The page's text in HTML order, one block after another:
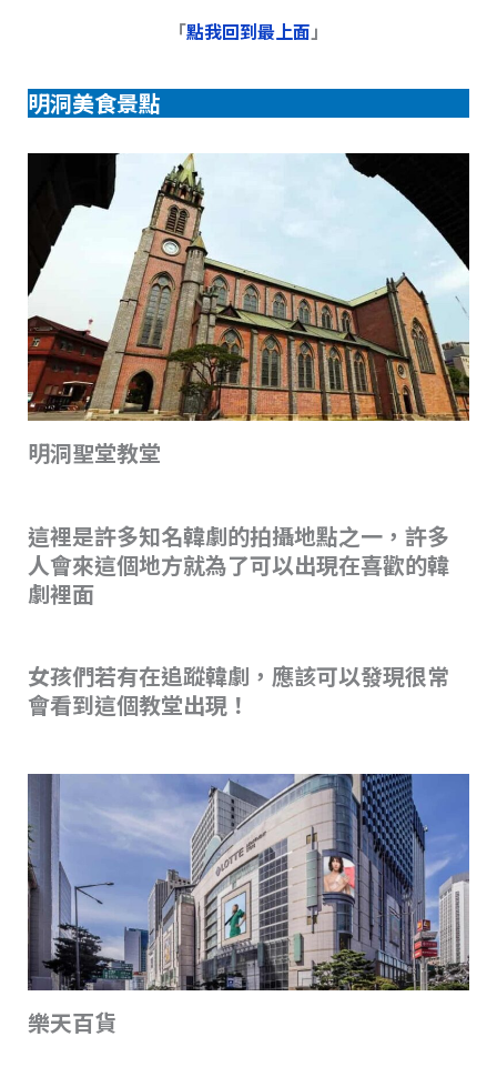
「點我回到最上面」
明洞美食景點
明洞聖堂教堂
這裡是許多知名韓劇的拍攝地點之一，許多
人會來這個地方就為了可以出現在喜歡的韓
劇裡面
女孩們若有在追蹤韓劇，應該可以發現很常
會看到這個教堂出現！
樂天百貨